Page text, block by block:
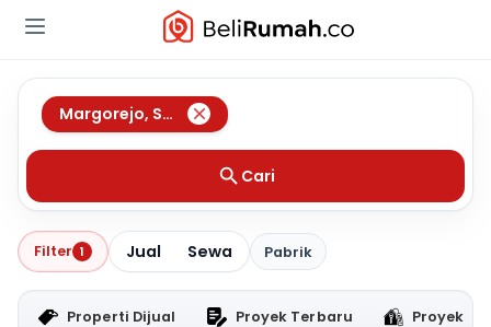
Margorejo, Surabaya
Cari
Filter 1 Jual Sewa Pabrik
Properti Dijual Proyek Terbaru Proyek